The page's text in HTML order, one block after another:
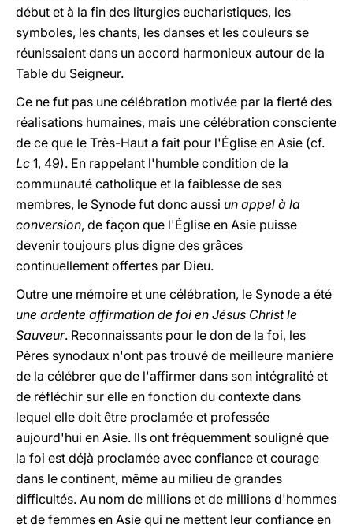
début et à la fin des liturgies eucharistiques, les
symboles, les chants, les danses et les couleurs se
réunissaient dans un accord harmonieux autour de la
Table du Seigneur.
Ce ne fut pas une célébration motivée par la fierté des
réalisations humaines, mais une célébration consciente
de ce que le Très-Haut a fait pour l'Église en Asie (cf.
Lc 1, 49). En rappelant l'humble condition de la
communauté catholique et la faiblesse de ses
membres, le Synode fut donc aussi un appel à la
conversion, de façon que l'Église en Asie puisse
devenir toujours plus digne des grâces
continuellement offertes par Dieu.
Outre une mémoire et une célébration, le Synode a été
une ardente affirmation de foi en Jésus Christ le
Sauveur. Reconnaissants pour le don de la foi, les
Pères synodaux n'ont pas trouvé de meilleure manière
de la célébrer que de l'affirmer dans son intégralité et
de réfléchir sur elle en fonction du contexte dans
lequel elle doit être proclamée et professée
aujourd'hui en Asie. Ils ont fréquemment souligné que
la foi est déjà proclamée avec confiance et courage
dans le continent, même au milieu de grandes
difficultés. Au nom de millions et de millions d'hommes
et de femmes en Asie qui ne mettent leur confiance en